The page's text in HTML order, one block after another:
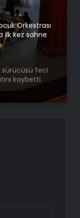
Orkestrası
ilk kez sahne
sürücüsü feci
kaybetti
9 kişi